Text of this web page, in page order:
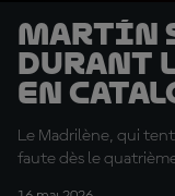
Martín
durant
en
Le Madrilène, qui
faute dès le